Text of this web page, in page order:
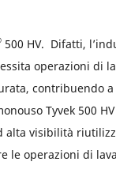
500 HV. Difatti,
operazioni di
contribuendo
Tyvek 500
alta visibilità
le operazioni di